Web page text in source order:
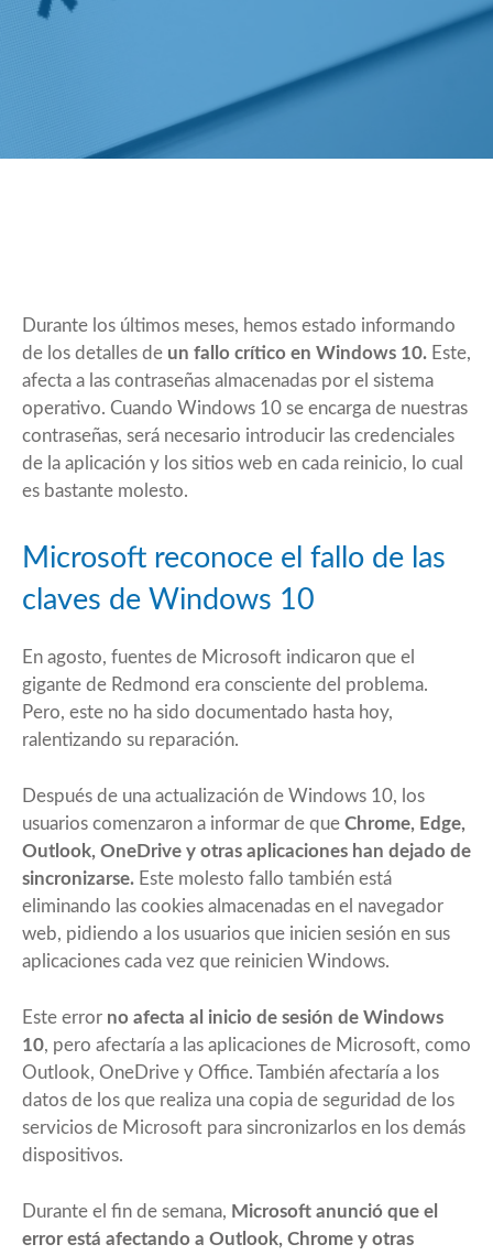
Durante los últimos meses, hemos estado informando
de los detalles de un fallo crítico en Windows 10. Este,
afecta a las contraseñas almacenadas por el sistema
operativo. Cuando Windows 10 se encarga de nuestras
contraseñas, será necesario introducir las credenciales
de la aplicación y los sitios web en cada reinicio, lo cual
es bastante molesto.
Microsoft reconoce el fallo de las
claves de Windows 10
En agosto, fuentes de Microsoft indicaron que el
gigante de Redmond era consciente del problema.
Pero, este no ha sido documentado hasta hoy,
ralentizando su reparación.
Después de una actualización de Windows 10, los
usuarios comenzaron a informar de que Chrome, Edge,
Outlook, OneDrive y otras aplicaciones han dejado de
sincronizarse. Este molesto fallo también está
eliminando las cookies almacenadas en el navegador
web, pidiendo a los usuarios que inicien sesión en sus
aplicaciones cada vez que reinicien Windows.
Este error no afecta al inicio de sesión de Windows
10, pero afectaría a las aplicaciones de Microsoft, como
Outlook, OneDrive y Office. También afectaría a los
datos de los que realiza una copia de seguridad de los
servicios de Microsoft para sincronizarlos en los demás
dispositivos.
Durante el fin de semana, Microsoft anunció que el
error está afectando a Outlook, Chrome y otras